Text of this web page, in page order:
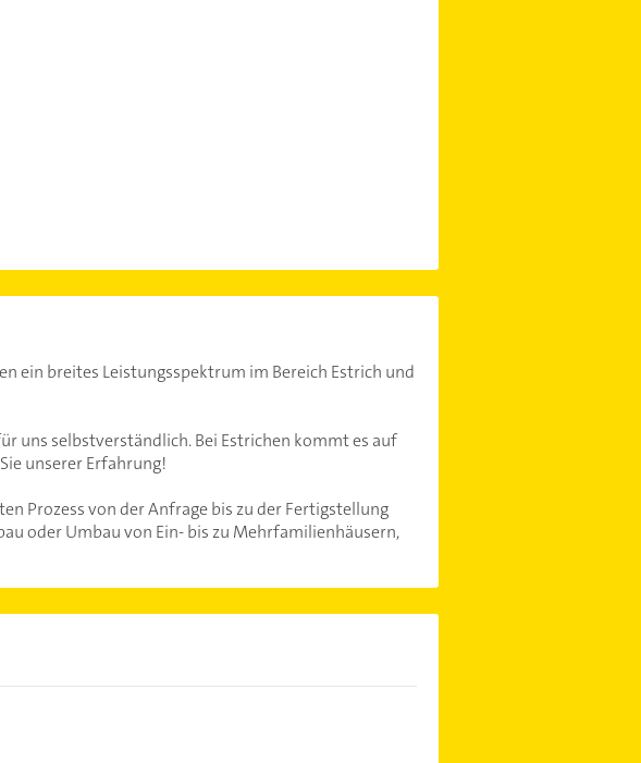
ein breites Leistungsspektrum im Bereich Estrich und
uns selbstverständlich. Bei Estrichen kommt es auf
unserer Erfahrung!
Prozess von der Anfrage bis zu der Fertigstellung
oder Umbau von Ein- bis zu Mehrfamilienhäusern,